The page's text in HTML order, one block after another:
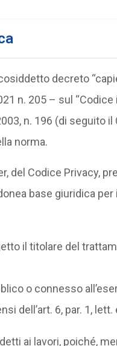
decreto
n. 205 – sul “Codice
n. 196 (di seguito
norma.
del Codice Privacy,
base giuridica
il titolare del
o connesso
dell’art. 6, par. 1, lett.
ai lavori, poiché,